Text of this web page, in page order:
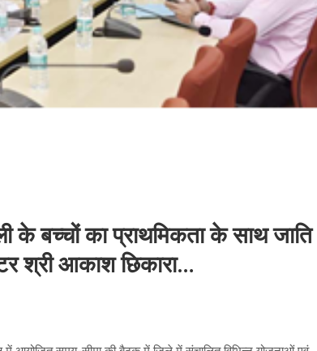
के बच्चों का प्राथमिकता के साथ जाति
श्री आकाश छिकारा…